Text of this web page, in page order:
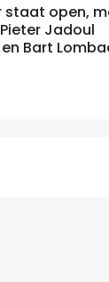
staat open,
Jadoul
Bart